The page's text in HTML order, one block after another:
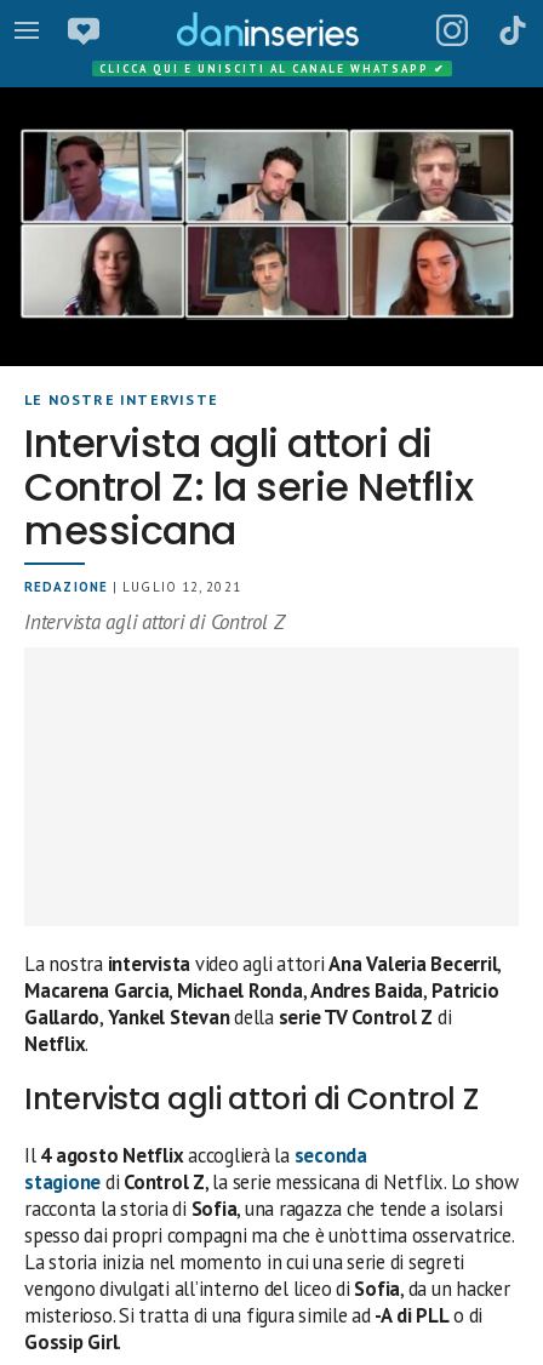
CLICCA QUI E UNISCITI AL CANALE WHATSAPP ✔
LE NOSTRE INTERVISTE
Intervista agli attori di
Control Z: la serie Netflix
messicana
REDAZIONE | LUGLIO 12, 2021
Intervista agli attori di Control Z
La nostra intervistavideo agli attoriAna Valeria Becerril,
Macarena Garcia, Michael Ronda,Andres Baida, Patricio
Gallardo,Yankel Stevandella serie TVControl Z di
Netflix.
Intervista agli attori di Control Z
Il4 agosto Netflixaccoglierà la seconda
stagionedi Control Z, la serie messicana di Netflix. Lo show
racconta la storia di Sofia, una ragazza che tende a isolarsi
spesso dai propri compagni ma che è un’ottima osservatrice.
La storia inizia nel momento in cui una serie di segreti
vengono divulgati all’interno del liceo di Sofia, da un hacker
misterioso. Si tratta di una figura simile ad-A di PLLo di
Gossip Girl.